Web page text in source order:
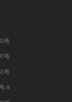
号
号
号
-9